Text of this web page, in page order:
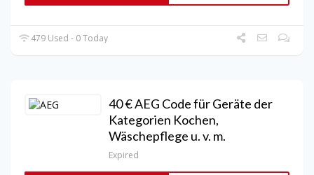
479 Used - 0 Today
40 € AEG Code für Geräte der
Kategorien Kochen,
Wäschepflege u. v. m.
Expired